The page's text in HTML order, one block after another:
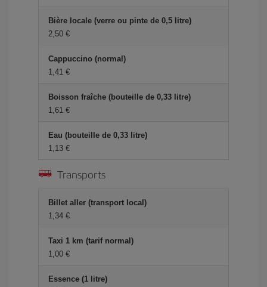
Bière locale (verre ou pinte de 0,5 litre)
2,50 €
Cappuccino (normal)
1,41 €
Boisson fraîche (bouteille de 0,33 litre)
1,61 €
Eau (bouteille de 0,33 litre)
1,13 €
Transports
Billet aller (transport local)
1,34 €
Taxi 1 km (tarif normal)
1,00 €
Essence (1 litre)